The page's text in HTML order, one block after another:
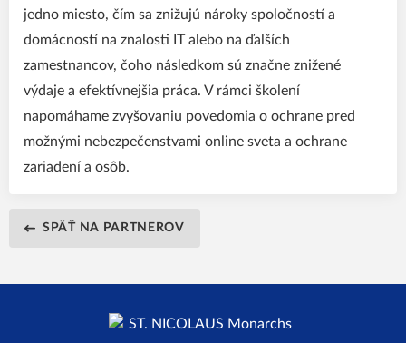
jedno miesto, čím sa znižujú nároky spoločností a
domácností na znalosti IT alebo na ďalších
zamestnancov, čoho následkom sú značne znižené
výdaje a efektívnejšia práca. V rámci školení
napomáhame zvyšovaniu povedomia o ochrane pred
možnými nebezpečenstvami online sveta a ochrane
zariadení a osôb.
SPÄŤ NA PARTNEROV